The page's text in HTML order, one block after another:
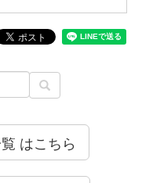
はこちら